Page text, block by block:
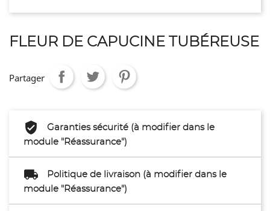
FLEUR DE CAPUCINE TUBÉREUSE
Partager
Garanties sécurité (à modifier dans le
module "Réassurance")
Politique de livraison (à modifier dans le
module "Réassurance")